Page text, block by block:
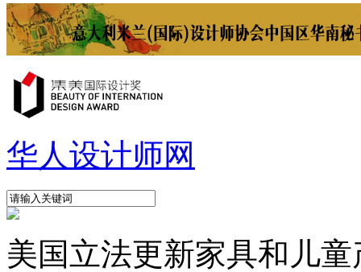
华人设计师网
美国立法更新家具和儿